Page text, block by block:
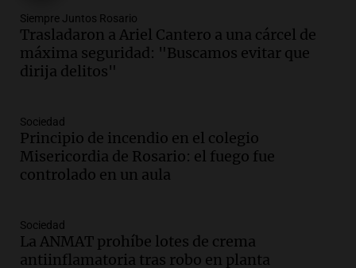
madres buscadoras en México en medio
de crisis de desapariciones
Panorama Federal
Episodios
los vecinos
Noticias
Episodios
árbol obstaculiza avenidas
Noticias
Episodios
Siempre Juntos Rosario
Trasladaron a Ariel Cantero a una cárcel de
máxima seguridad: "Buscamos evitar que
dirija delitos"
Sociedad
Principio de incendio en el colegio
Misericordia de Rosario: el fuego fue
controlado en un aula
Sociedad
La ANMAT prohíbe lotes de crema
antiinflamatoria tras robo en planta